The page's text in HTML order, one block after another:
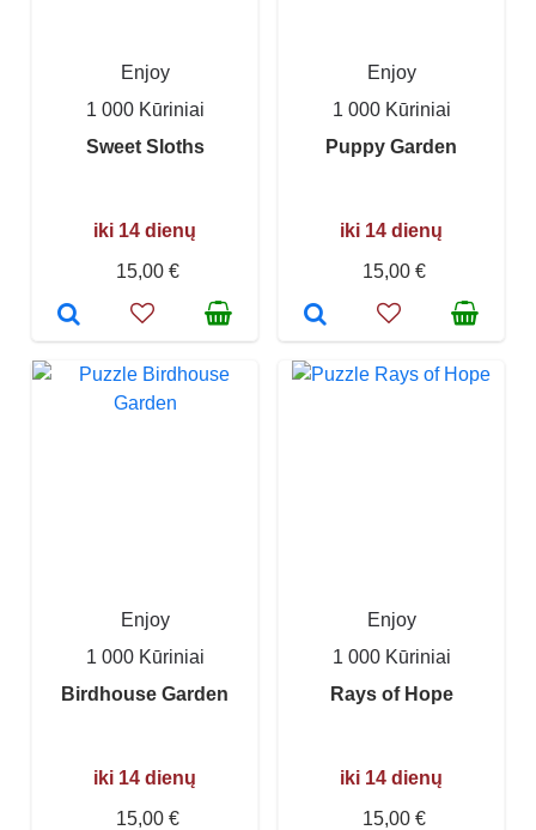
Enjoy
1 000 Kūriniai
Sweet Sloths
iki 14 dienų
15,00 €
Enjoy
1 000 Kūriniai
Puppy Garden
iki 14 dienų
15,00 €
Enjoy
1 000 Kūriniai
Birdhouse Garden
iki 14 dienų
15,00 €
Enjoy
1 000 Kūriniai
Rays of Hope
iki 14 dienų
15,00 €